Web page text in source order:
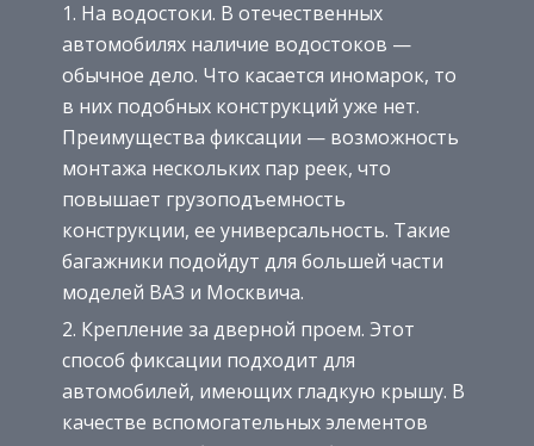
На водостоки. В отечественных
автомобилях наличие водостоков —
обычное дело. Что касается иномарок, то
в них подобных конструкций уже нет.
Преимущества фиксации — возможность
монтажа нескольких пар реек, что
повышает грузоподъемность
конструкции, ее универсальность. Такие
багажники подойдут для большей части
моделей ВАЗ и Москвича.
Крепление за дверной проем. Этот
способ фиксации подходит для
автомобилей, имеющих гладкую крышу. В
качестве вспомогательных элементов